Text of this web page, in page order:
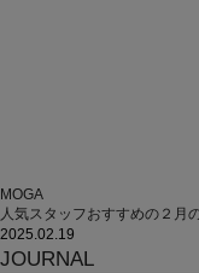
MOGA
人気スタッフおすすめの２月
2025.02.19
JOURNAL